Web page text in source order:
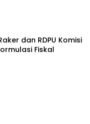
dan RDPU Komisi
Fiskal